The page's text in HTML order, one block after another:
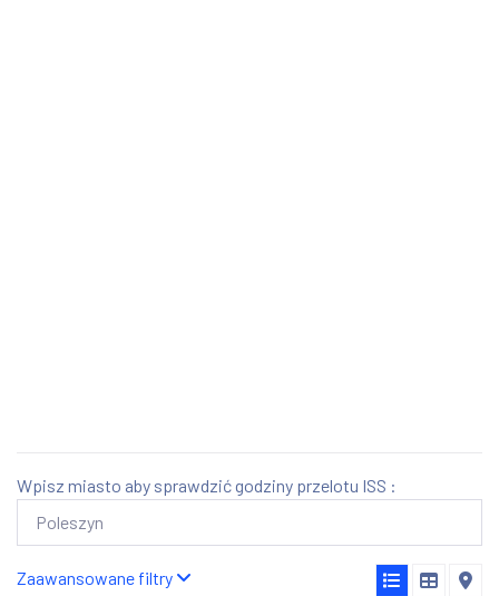
Wpisz miasto aby sprawdzić godziny przelotu ISS :
Zaawansowane filtry